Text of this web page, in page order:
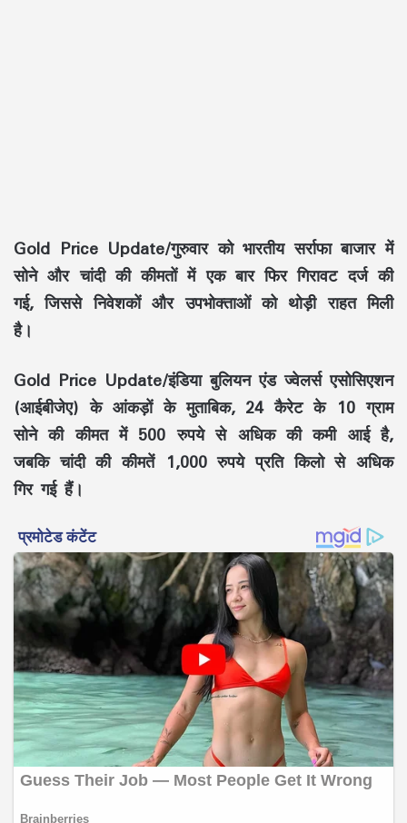
Gold Price Update/गुरुवार को भारतीय सर्राफा बाजार में
सोने और चांदी की कीमतों में एक बार फिर गिरावट दर्ज की
गई, जिससे निवेशकों और उपभोक्ताओं को थोड़ी राहत मिली
है।
Gold Price Update/इंडिया बुलियन एंड ज्वेलर्स एसोसिएशन
(आईबीजेए) के आंकड़ों के मुताबिक, 24 कैरेट के 10 ग्राम
सोने की कीमत में 500 रुपये से अधिक की कमी आई है,
जबकि चांदी की कीमतें 1,000 रुपये प्रति किलो से अधिक
गिर गई हैं।